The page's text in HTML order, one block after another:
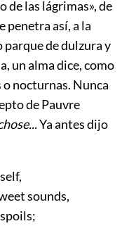
de las lágrimas», de
penetra así, a la
parque de dulzura y
un alma dice, como
nocturnas. Nunca
de Pauvre
Ya antes dijo
sounds,